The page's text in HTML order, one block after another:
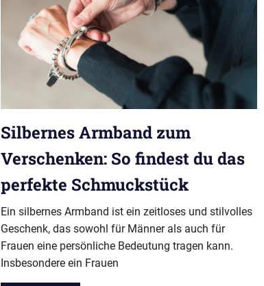
Silbernes Armband zum
Verschenken: So findest du das
perfekte Schmuckstück
Ein silbernes Armband ist ein zeitloses und stilvolles
Geschenk, das sowohl für Männer als auch für
Frauen eine persönliche Bedeutung tragen kann.
Insbesondere ein Frauen